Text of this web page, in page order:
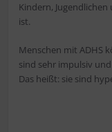
Kindern,
ist.
Menschen mit ADHS
sind sehr impulsiv
Das heißt: sie sind